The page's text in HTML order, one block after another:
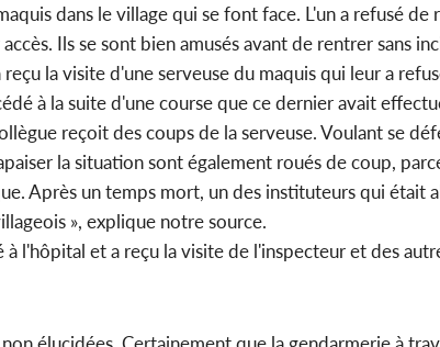
dans le village qui se font face. L'un a refusé de
Ils se sont bien amusés avant de rentrer sans
la visite d'une serveuse du maquis qui leur a
à la suite d'une course que ce dernier avait
reçoit des coups de la serveuse. Voulant se
la situation sont également roués de coup,
Après un temps mort, un des instituteurs qui était
», explique notre source.
l'hôpital et a reçu la visite de l'inspecteur et des